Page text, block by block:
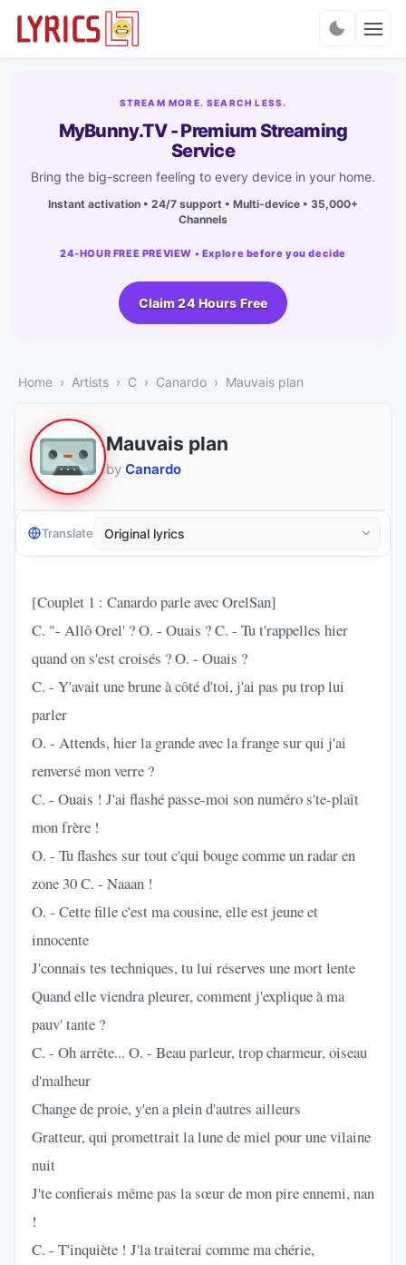
STREAM MORE. SEARCH LESS.
MyBunny.TV - Premium Streaming
Service
Bring the big-screen feeling to every device in your home.
Instant activation • 24/7 support • Multi-device • 35,000+
Channels
24-HOUR FREE PREVIEW • Explore before you decide
Claim 24 Hours Free
Home Artists C Canardo Mauvais plan
Mauvais plan
by Canardo
Translate
[Couplet 1 : Canardo parle avec OrelSan]
C. "- Allô Orel' ? O. - Ouais ? C. - Tu t'rappelles hier
quand on s'est croisés ? O. - Ouais ?
C. - Y'avait une brune à côté d'toi, j'ai pas pu trop lui
parler
O. - Attends, hier la grande avec la frange sur qui j'ai
renversé mon verre ?
C. - Ouais ! J'ai flashé passe-moi son numéro s'te-plaît
mon frère !
O. - Tu flashes sur tout c'qui bouge comme un radar en
zone 30 C. - Naaan !
O. - Cette fille c'est ma cousine, elle est jeune et
innocente
J'connais tes techniques, tu lui réserves une mort lente
Quand elle viendra pleurer, comment j'explique à ma
pauv' tante ?
C. - Oh arrête... O. - Beau parleur, trop charmeur, oiseau
d'malheur
Change de proie, y'en a plein d'autres ailleurs
Gratteur, qui promettrait la lune de miel pour une vilaine
nuit
J'te confierais même pas la sœur de mon pire ennemi, nan
!
C. - T'inquiète ! J'la traiterai comme ma chérie,